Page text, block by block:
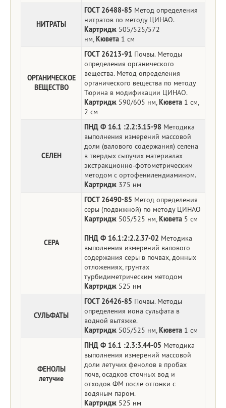
НИТРАТЫ
ГОСТ 26488-85 Метод определения
нитратов по методу ЦИНАО.
Картридж 505/525/572
нм,Кювета 1 см
ОРГАНИЧЕСКОЕ
ВЕЩЕСТВО
ГОСТ 26213-91 Почвы. Методы
определения органического
вещества. Метод определения
органического вещества по методу
Тюрина в модификации ЦИНАО.
Картридж 590/605 нм,Кювета 1 см,
2 см
СЕЛЕН
ПНД Ф 16.1 :2.2:3.15-98 Методика
выполнения измерений массовой
доли (валового содержания) селена
в твердых сыпучих материалах
экстракционно-фотометрическим
методом с ортофенилендиамином.
Картридж 375 нм
СЕРА
ГОСТ 26490-85 Метод определения
серы (подвижной) по методу ЦИНАО
Картридж 505/525 нм,Кювета 5 см
ПНД Ф 16.1:2:2.2.37-02 Методика
выполнения измерений валового
содержания серы в почвах, донных
отложениях, грунтах
турбидиметрическим методом
Картридж 525 нм
СУЛЬФАТЫ
ГОСТ 26426-85 Почвы. Методы
определения иона сульфата в
водной вытяжке.
Картридж 505/525 нм,Кювета 1 см
ФЕНОЛЫ
летучие
ПНД Ф 16.1 :2.3:3.44-05 Методика
выполнения измерений массовой
доли летучих фенолов в пробах
почв, осадков сточных вод и
отходов ФМ после отгонки с
водяным паром.
Картридж 525 нм